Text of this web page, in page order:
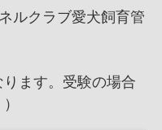
ルクラブ愛犬飼育管
ります。受験の場合